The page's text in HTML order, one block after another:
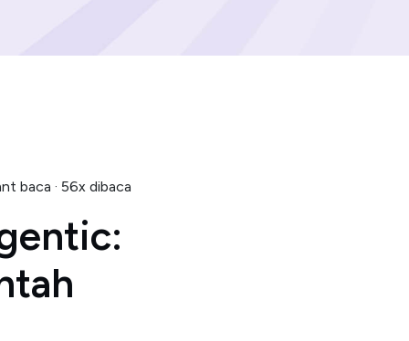
baca · 56x dibaca